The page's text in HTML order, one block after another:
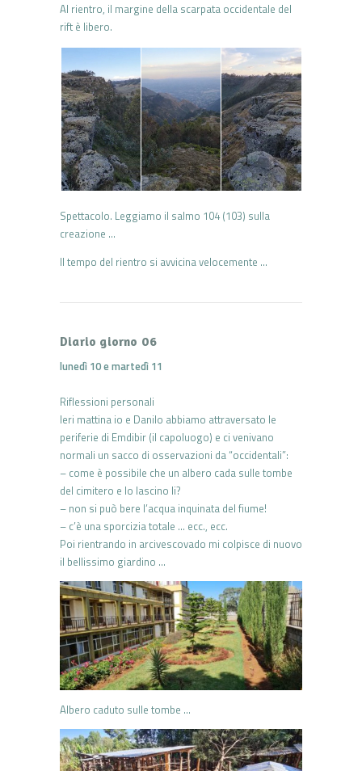
Al rientro, il margine della scarpata occidentale del
rift è libero.
Spettacolo. Leggiamo il salmo 104 (103) sulla
creazione …
Il tempo del rientro si avvicina velocemente …
Diario giorno 06
lunedì 10 e martedì 11
Riflessioni personali
Ieri mattina io e Danilo abbiamo attraversato le
periferie di Emdibir (il capoluogo) e ci venivano
normali un sacco di osservazioni da “occidentali”:
– come è possibile che un albero cada sulle tombe
del cimitero e lo lascino li?
– non si può bere l’acqua inquinata del fiume!
– c’è una sporcizia totale … ecc., ecc.
Poi rientrando in arcivescovado mi colpisce di nuovo
il bellissimo giardino …
Albero caduto sulle tombe …